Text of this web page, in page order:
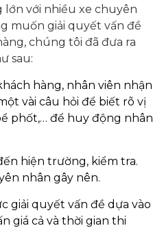
với nhiều xe chuyên
muốn giải quyết vấn đề
chúng tôi đã đưa ra
sau:
hàng, nhân viên nhận
vài câu hỏi để biết rõ vị
phốt,… để huy động nhân
hiện trường, kiểm tra.
nhân gây nên.
giải quyết vấn đề dựa vào
giá cả và thời gian thi